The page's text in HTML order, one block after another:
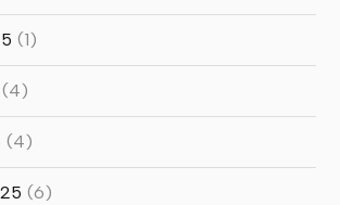
(1)
(4)
(4)
(6)